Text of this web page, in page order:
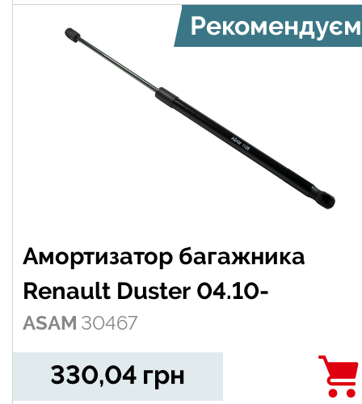
Амортизатор багажника
Renault Duster 04.10-
ASAM 30467
330,04 грн